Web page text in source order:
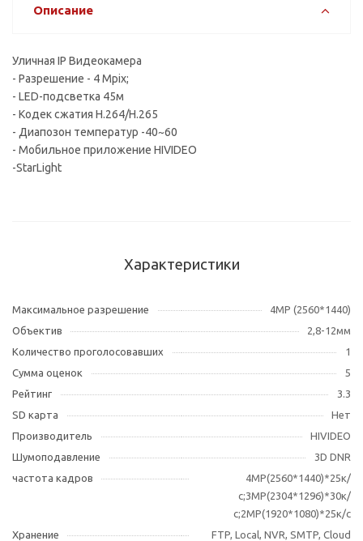
Описание
Уличная IP Видеокамера
- Разрешение - 4 Mpix;
- LED-подсветка 45м
- Кодек сжатия H.264/H.265
- Диапозон температур -40~60
- Мобильное приложение HIVIDEO
-StarLight
Характеристики
Максимальное разрешение
4MP (2560*1440)
Объектив
2,8-12мм
Количество проголосовавших
1
Сумма оценок
5
Рейтинг
3.3
SD карта
Нет
Производитель
HIVIDEO
Шумоподавление
3D DNR
частота кадров
4MP(2560*1440)*25к/
с;3МР(2304*1296)*30к/
с;2MP(1920*1080)*25к/с
Хранение
FTP, Local, NVR, SMTP, Cloud